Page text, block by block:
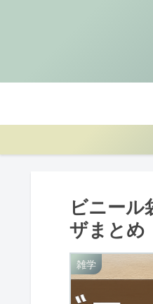
ビニール
ザまとめ
雑学